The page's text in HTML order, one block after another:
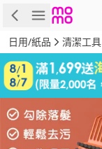
商品
日用/紙品 清潔工具